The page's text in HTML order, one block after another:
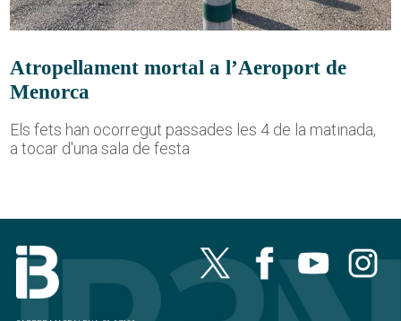
Atropellament mortal a l’Aeroport de
Menorca
Els fets han ocorregut passades les 4 de la matinada,
a tocar d'una sala de festa